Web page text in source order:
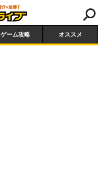
ゲーム攻略 オススメ